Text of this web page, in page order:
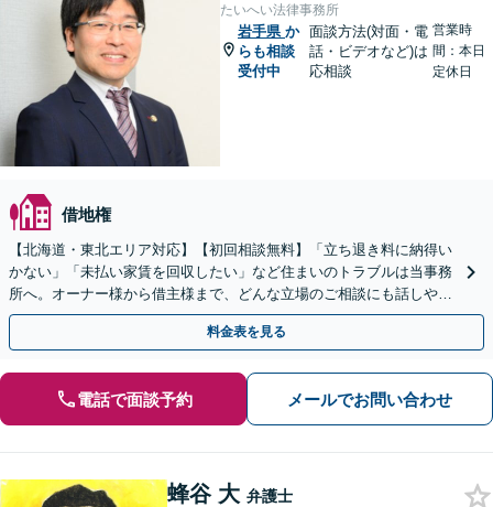
たいへい法律事務所
岩手県 か
らも相談
受付中
面談方法(対面・電
話・ビデオなど)は
応相談
営業時
間：本日
定休日
借地権
【北海道・東北エリア対応】【初回相談無料】「立ち退き料に納得い
かない」「未払い家賃を回収したい」など住まいのトラブルは当事務
所へ。オーナー様から借主様まで、どんな立場のご相談にも話しやす
い弁護士が対応します。ＷＥＢ面談可。
料金表を見る
電話で面談予約 メールでお問い合わせ
蜂谷 大 弁護士